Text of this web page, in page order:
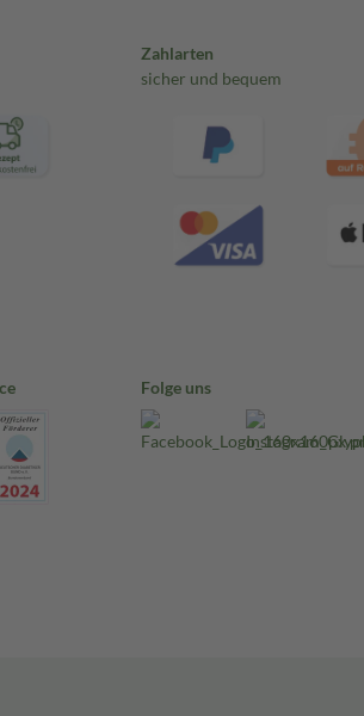
Zahlarten
sicher und bequem
Folge uns